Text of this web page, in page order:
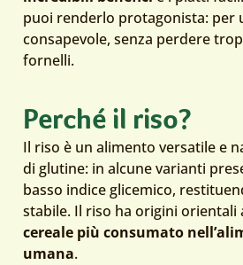
puoi renderlo protagonista: per
consapevole, senza perdere
fornelli.
Perché il riso?
Il riso è un alimento versatile e
di glutine: in alcune varianti
basso indice glicemico,
stabile. Il riso ha origini orientali
cereale più consumato
umana.